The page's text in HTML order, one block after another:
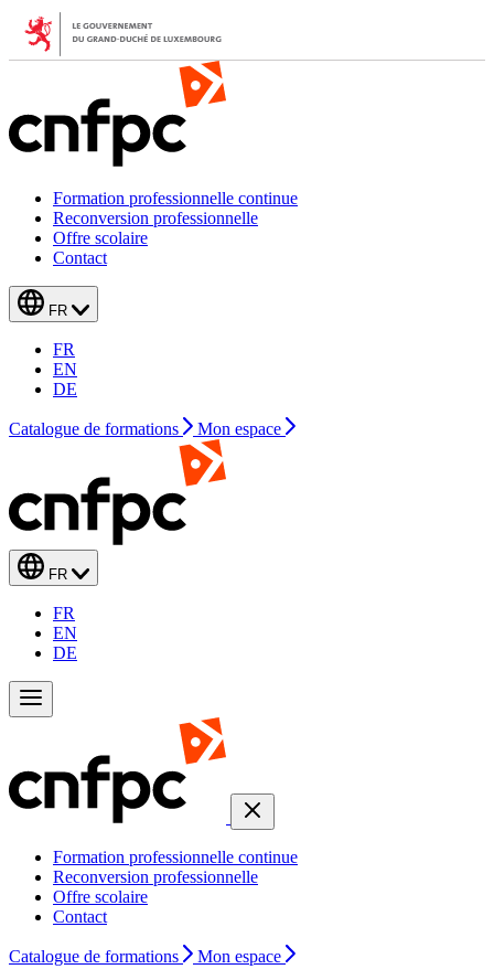
Formation professionnelle continue
Reconversion professionnelle
Offre scolaire
Contact
FR
FR
EN
DE
Catalogue de formations Mon espace
FR
FR
EN
DE
Formation professionnelle continue
Reconversion professionnelle
Offre scolaire
Contact
Catalogue de formations Mon espace